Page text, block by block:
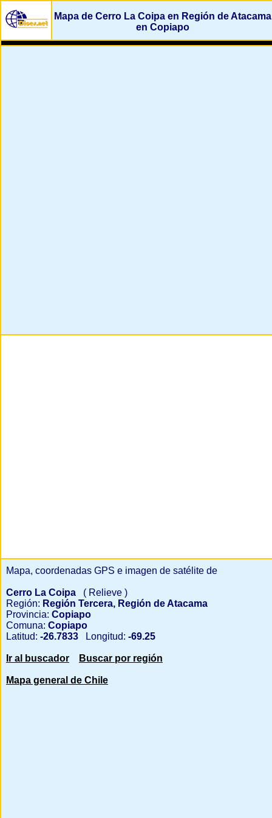
Mapa de Cerro La Coipa en Región de Atacama
en Copiapo
Mapa, coordenadas GPS e imagen de satélite de
Cerro La Coipa
( Relieve )
Región: Región Tercera, Región de Atacama
Provincia: Copiapo
Comuna: Copiapo
Latitud: -26.7833 Longitud: -69.25
Ir al buscador Buscar por región
Mapa general de Chile